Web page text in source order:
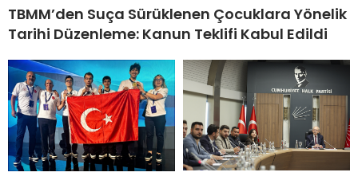
TBMM’den Suça Sürüklenen Çocuklara Yönelik
Tarihi Düzenleme: Kanun Teklifi Kabul Edildi